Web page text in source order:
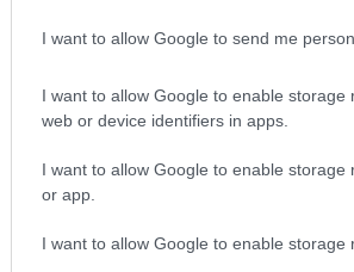
I want to allow Google to send me
I want to allow Google to enable
web or device identifiers in apps.
I want to allow Google to enable
or app.
I want to allow Google to enable storage